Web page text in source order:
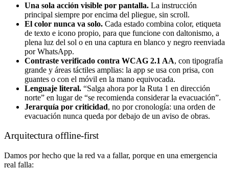
Una sola acción visible por pantalla. La instrucción
principal siempre por encima del pliegue, sin scroll.
El color nunca va solo. Cada estado combina color, etiqueta
de texto e icono propio, para que funcione con daltonismo, a
plena luz del sol o en una captura en blanco y negro reenviada
por WhatsApp.
Contraste verificado contra WCAG 2.1 AA, con tipografía
grande y áreas táctiles amplias: la app se usa con prisa, con
guantes o con el móvil en la mano equivocada.
Lenguaje literal. “Salga ahora por la Ruta 1 en dirección
norte” en lugar de “se recomienda considerar la evacuación”.
Jerarquía por criticidad, no por cronología: una orden de
evacuación nunca queda por debajo de un aviso de obras.
Arquitectura offline-first
Damos por hecho que la red va a fallar, porque en una emergencia
real falla: